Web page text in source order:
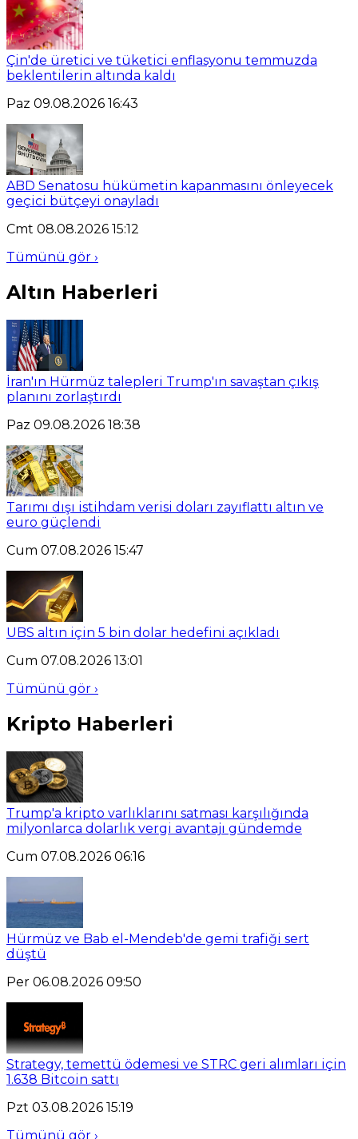
Çin'de üretici ve tüketici enflasyonu temmuzda
beklentilerin altında kaldı
Paz 09.08.2026 16:43
ABD Senatosu hükümetin kapanmasını önleyecek
geçici bütçeyi onayladı
Cmt 08.08.2026 15:12
Tümünü gör ›
Altın Haberleri
İran'ın Hürmüz talepleri Trump'ın savaştan çıkış
planını zorlaştırdı
Paz 09.08.2026 18:38
Tarımı dışı istihdam verisi doları zayıflattı altın ve
euro güçlendi
Cum 07.08.2026 15:47
UBS altın için 5 bin dolar hedefini açıkladı
Cum 07.08.2026 13:01
Tümünü gör ›
Kripto Haberleri
Trump'a kripto varlıklarını satması karşılığında
milyonlarca dolarlık vergi avantajı gündemde
Cum 07.08.2026 06:16
Hürmüz ve Bab el-Mendeb'de gemi trafiği sert
düştü
Per 06.08.2026 09:50
Strategy, temettü ödemesi ve STRC geri alımları için
1.638 Bitcoin sattı
Pzt 03.08.2026 15:19
Tümünü gör ›